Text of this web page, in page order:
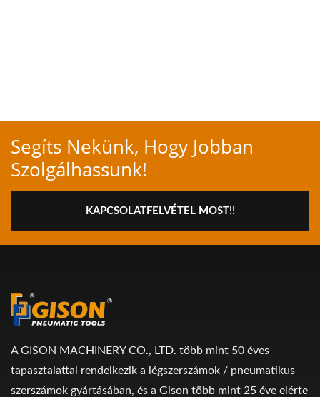
Segíts Nekünk, Hogy Jobban
Szolgálhassunk!
KAPCSOLATFELVÉTEL MOST!!
A GISON MACHINERY CO., LTD. több mint 50 éves
tapasztalattal rendelkezik a légszerszámok / pneumatikus
szerszámok gyártásában, és a Gison több mint 25 éve elérte